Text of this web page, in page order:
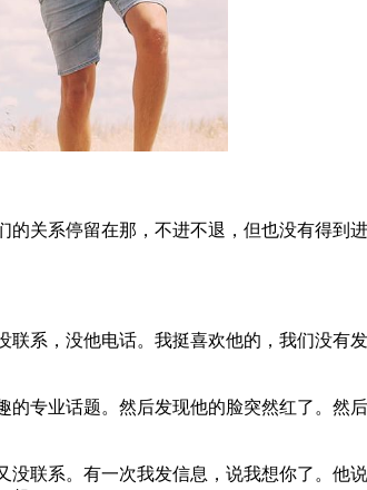
系停留在那，不进不退，但也没有得到
系，没他电话。我挺喜欢他的，我们没有
业话题。然后发现他的脸突然红了。然
系。有一次我发信息，说我想你了。他